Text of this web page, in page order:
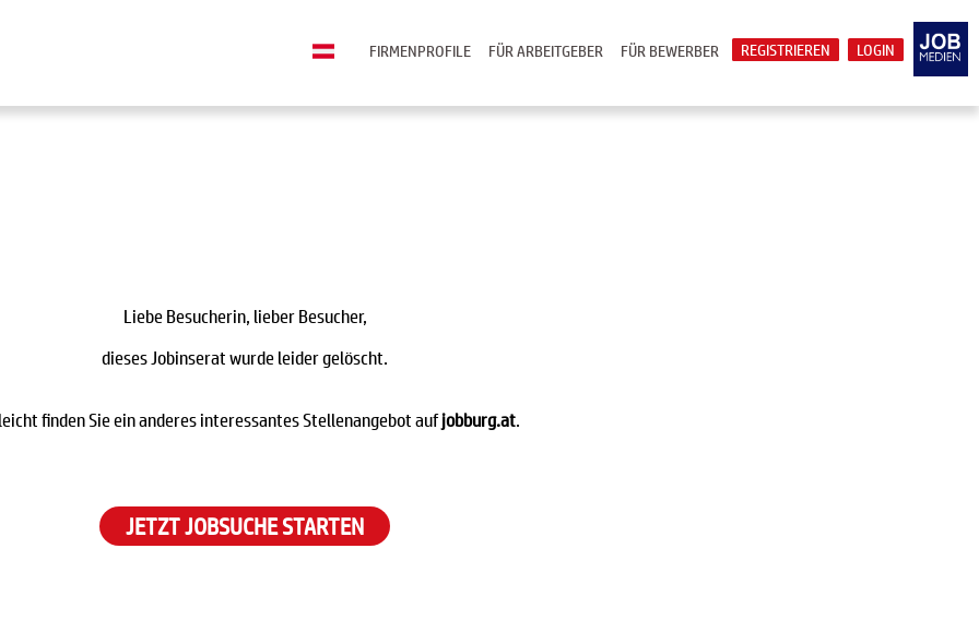
LOGIN
REGISTRIEREN
FÜR BEWERBER
FÜR ARBEITGEBER
FIRMENPROFILE
Liebe Besucherin, lieber Besucher,
dieses Jobinserat wurde leider gelöscht.
finden Sie ein anderes interessantes Stellenangebot aufjobburg.at.
JETZT JOBSUCHE STARTEN